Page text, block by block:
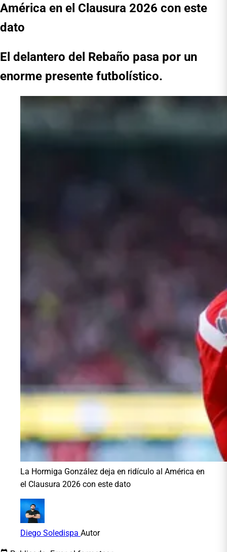
América en el Clausura 2026 con este
dato
El delantero del Rebaño pasa por un
enorme presente futbolístico.
La Hormiga González deja en ridículo al América en
el Clausura 2026 con este dato
Diego Soledispa Autor